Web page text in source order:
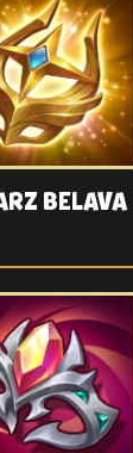
BELAVA